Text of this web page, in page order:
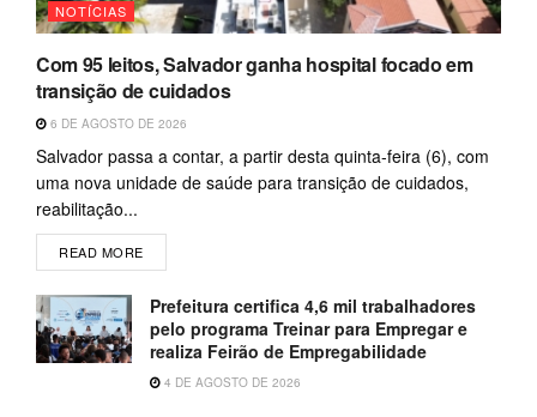
NOTÍCIAS
Com 95 leitos, Salvador ganha hospital focado em
transição de cuidados
6 DE AGOSTO DE 2026
Salvador passa a contar, a partir desta quinta-feira (6), com
uma nova unidade de saúde para transição de cuidados,
reabilitação...
READ MORE
Prefeitura certifica 4,6 mil trabalhadores
pelo programa Treinar para Empregar e
realiza Feirão de Empregabilidade
4 DE AGOSTO DE 2026